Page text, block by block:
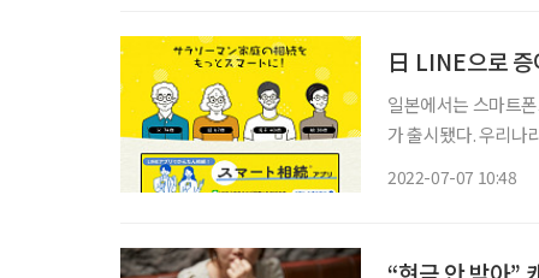
日 LINE으로 증
일본에서는 스마트
가 출시됐다. 우리나라에서 누구나 카카오톡을 이용하는 것처럼, 일본에서는 누구나 라인
2022-07-07 10:48